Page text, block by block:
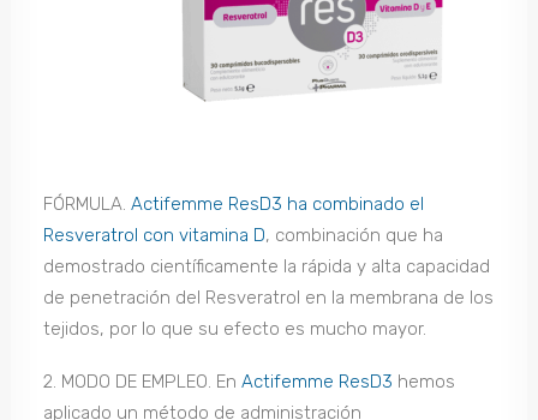
FÓRMULA. Actifemme ResD3 ha combinado el
Resveratrol con vitamina D, combinación que ha
demostrado científicamente la rápida y alta capacidad
de penetración del Resveratrol en la membrana de los
tejidos, por lo que su efecto es mucho mayor.
2. MODO DE EMPLEO. En Actifemme ResD3 hemos
aplicado un método de administración